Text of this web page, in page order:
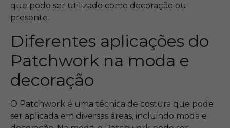
que pode ser utilizado como decoração ou
presente.
Diferentes aplicações do
Patchwork na moda e
decoração
O Patchwork é uma técnica de costura que pode
ser aplicada em diversas áreas, incluindo moda e